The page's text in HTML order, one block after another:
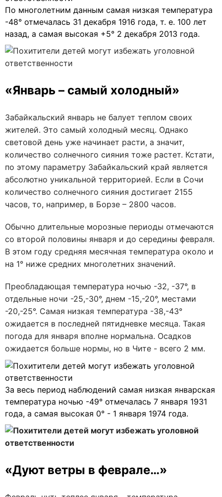
По многолетним данным самая низкая температура
-48° отмечалась 31 декабря 1916 года, т. е. 100 лет
назад, а самая высокая +5° 2 декабря 2013 года.
«Январь – самый холодный»
Забайкальский январь не балует теплом своих
жителей. Это самый холодный месяц. Однако
световой день уже начинает расти, а значит,
количество солнечного сияния тоже растет. Кстати,
по этому параметру Забайкальский край является
абсолютно уникальной территорией. Если в Сочи
количество солнечного сияния достигает 2155
часов, то, например, в Борзе – 2800 часов.
Обычно длительные морозные периоды отмечаются
со второй половины января и до середины февраля.
В этом году средняя месячная температура около и
на 1° ниже средних многолетних значений.
Преобладающая температура ночью -32, -37°, в
отдельные ночи -25,-30°, днем -15,-20°, местами
-20,-25°. Самая низкая температура -38,-43°
ожидается в последней пятидневке месяца. Такая
погода для января вполне нормальна. Осадков
ожидается больше нормы, но в Чите - всего 2 мм.
За весь период наблюдений самая низкая январская
температура ночью -49° отмечалась 7 января 1931
года, а самая высокая 0° - 1 января 1974 года.
«Дуют ветры в феврале…»